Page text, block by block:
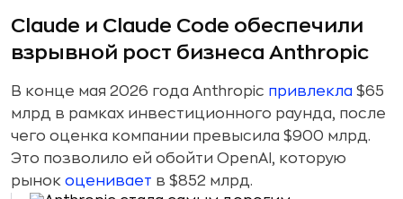
Claude и Claude Code обеспечили
взрывной рост бизнеса Anthropic
В конце мая 2026 года Anthropic привлекла $65
млрд в рамках инвестиционного раунда, после
чего оценка компании превысила $900 млрд.
Это позволило ей обойти OpenAI, которую
рынок оценивает в $852 млрд.